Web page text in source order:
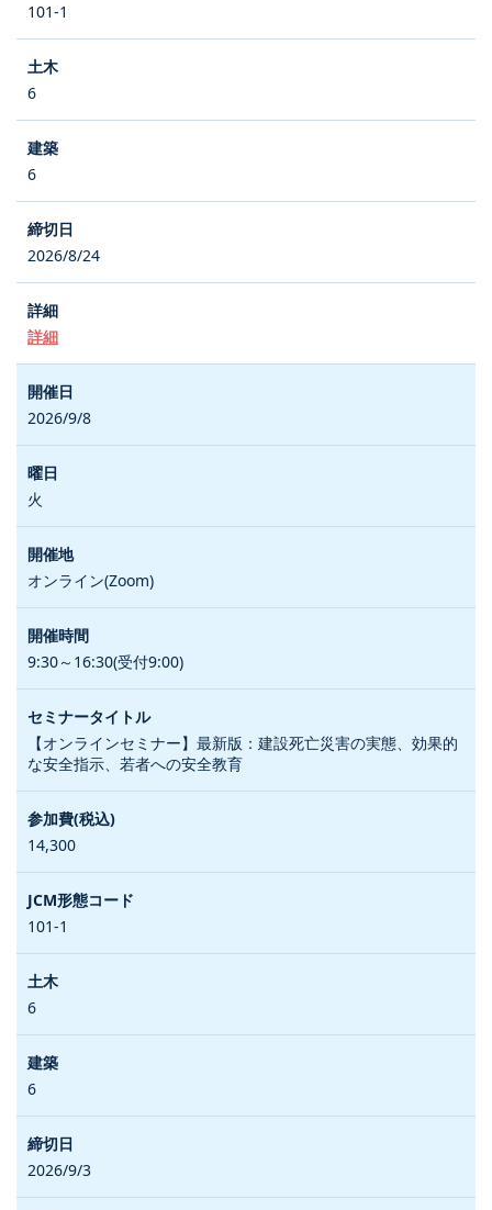
101-1
6
6
2026/8/24
詳細
2026/9/8
火
オンライン(Zoom)
9:30～16:30(受付9:00)
【オンラインセミナー】最新版：建設死亡災害の実態、効果的
な安全指示、若者への安全教育
14,300
101-1
6
6
2026/9/3